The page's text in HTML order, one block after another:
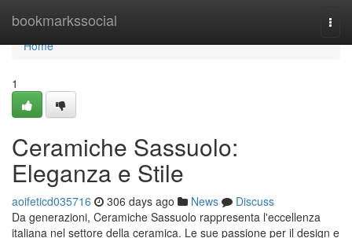
bookmarkssocial
Home
Home
1
Ceramiche Sassuolo:
Eleganza e Stile
aoifeticd035716 306 days ago News
Discuss
Da generazioni, Ceramiche Sassuolo rappresenta l'eccellenza
italiana nel settore della ceramica. Le sue passione per il design e